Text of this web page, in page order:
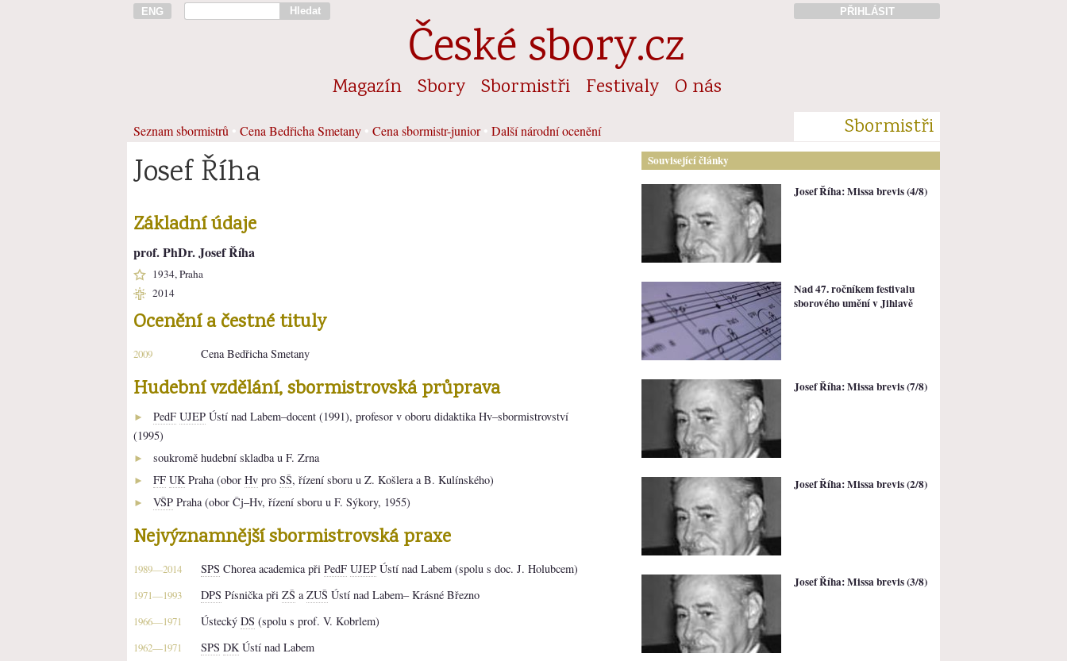
ENG Hledat PŘIHLÁSIT
České sbory.cz
Magazín Sbory Sbormistři Festivaly O nás
Seznam sbormistrů Cena Bedřicha Smetany Cena sbormistr-junior• Další národní ocenění Sbormistři
Josef Říha
Základní údaje
prof. PhDr. Josef Říha
1934, Praha
2014
Ocenění a čestné tituly
2009 Cena Bedřicha Smetany
Hudební vzdělání, sbormistrovská průprava
► PedF UJEP Ústí nad Labem–docent (1991), profesor v oboru didaktika Hv–sbormistrovství
(1995)
► soukromě hudební skladba u F. Zrna
► FF UK Praha (obor Hv pro SŠ, řízení sboru u Z. Košlera a B. Kulínského)
► VŠP Praha (obor Čj–Hv, řízení sboru u F. Sýkory, 1955)
Nejvýznamnější sbormistrovská praxe
1989—2014 SPS Chorea academica při PedF UJEP Ústí nad Labem (spolu s doc. J. Holubcem)
1971—1993 DPS Písnička při ZŠ a ZUŠ Ústí nad Labem– Krásné Březno
1966—1971 Ústecký DS (spolu s prof. V. Kobrlem)
1962—1971 SPS DK Ústí nad Labem
Související články
Josef Říha: Missa brevis (4/8)
Nad 47. ročníkem festivalu
sborového umění v Jihlavě
Josef Říha: Missa brevis (7/8)
Josef Říha: Missa brevis (2/8)
Josef Říha: Missa brevis (3/8)